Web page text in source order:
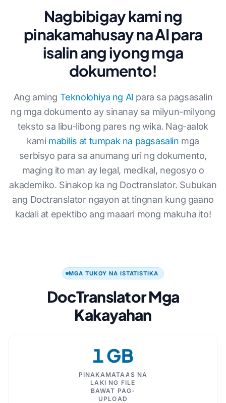
Nagbibigay kami ng
pinakamahusay na AI para
isalin ang iyong mga
dokumento!
Ang aming Teknolohiya ng AI para sa pagsasalin
ng mga dokumento ay sinanay sa milyun-milyong
teksto sa libu-libong pares ng wika. Nag-aalok
kami mabilis at tumpak na pagsasalin mga
serbisyo para sa anumang uri ng dokumento,
maging ito man ay legal, medikal, negosyo o
akademiko. Sinakop ka ng Doctranslator. Subukan
ang Doctranslator ngayon at tingnan kung gaano
kadali at epektibo ang maaari mong makuha ito!
MGA TUKOY NA ISTATISTIKA
DocTranslator Mga
Kakayahan
1 GB
PINAKAMATAAS NA
LAKI NG FILE
BAWAT PAG-
UPLOAD